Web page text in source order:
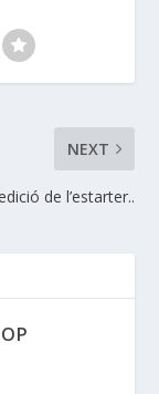
NEXT
de l’estarter..